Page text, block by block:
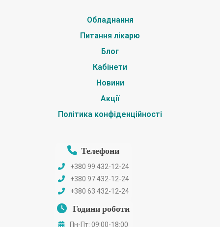
Обладнання
Питання лікарю
Блог
Кабінети
Новини
Акції
Політика конфіденційності
Телефони
+380 99 432-12-24
+380 97 432-12-24
+380 63 432-12-24
Години роботи
Пн-Пт: 09:00-18:00